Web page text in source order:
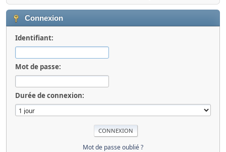
Connexion
Identifiant:
Mot de passe:
Durée de connexion:
Mot de passe oublié ?